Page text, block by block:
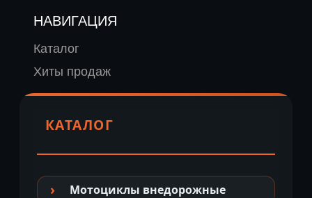
НАВИГАЦИЯ
Каталог
Хиты продаж
КАТАЛОГ
Мотоциклы внедорожные